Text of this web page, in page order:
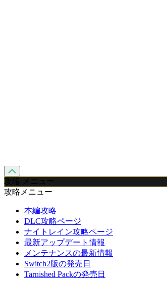
攻略 メニュー
攻略メニュー
本編攻略
DLC攻略ページ
ナイトレイン攻略ページ
最新アップデート情報
メンテナンスの最新情報
Switch2版の発売日
Tarnished Packの発売日